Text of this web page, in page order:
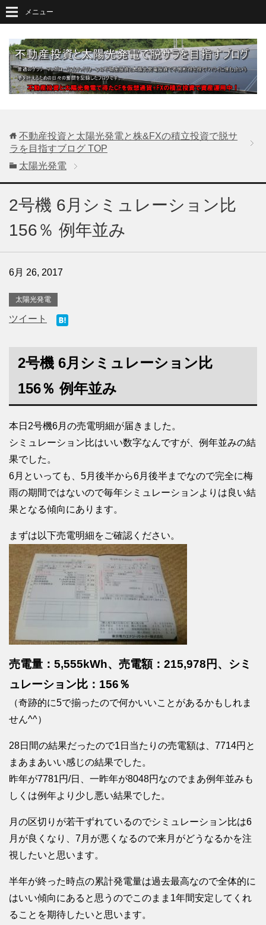
メニュー
不動産投資と太陽光発電と株&FXの積立投資で脱サ
ラを目指すブログ TOP
太陽光発電
2号機 6月シミュレーション比
156％ 例年並み
6月 26, 2017
太陽光発電
ツイート
2号機 6月シミュレーション比
156％ 例年並み
本日2号機6月の売電明細が届きました。
シミュレーション比はいい数字なんですが、例年並みの結
果でした。
6月といっても、5月後半から6月後半までなので完全に梅
雨の期間ではないので毎年シミュレーションよりは良い結
果となる傾向にあります。
まずは以下売電明細をご確認ください。
売電量：5,555kWh、売電額：215,978円、シミ
ュレーション比：156％
（奇跡的に5で揃ったので何かいいことがあるかもしれま
せん^^）
28日間の結果だったので1日当たりの売電額は、7714円と
まあまあいい感じの結果でした。
昨年が7781円/日、一昨年が8048円なのでまあ例年並みも
しくは例年より少し悪い結果でした。
月の区切りが若干ずれているのでシミュレーション比は6
月が良くなり、7月が悪くなるので来月がどうなるかを注
視したいと思います。
半年が終った時点の累計発電量は過去最高なので全体的に
はいい傾向にあると思うのでこのまま1年間安定してくれ
ることを期待したいと思います。